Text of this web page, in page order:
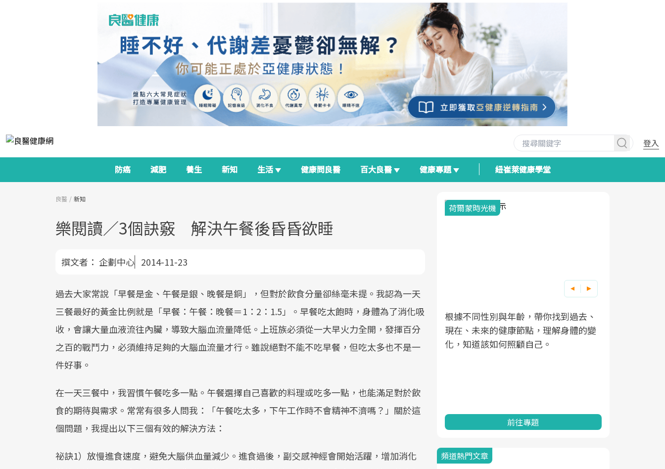
登入
防癌 減肥 養生 新知 生活 健康問良醫 百大良醫 健康專題 紐崔萊健康學堂
良醫 新知
樂閱讀／3個訣竅 解決午餐後昏昏欲睡
撰文者： 企劃中心 2014-11-23
過去大家常說「早餐是金、午餐是銀、晚餐是銅」，但對於飲食分量卻絲毫未提。我認為一天
三餐最好的黃金比例就是「早餐：午餐：晚餐＝1：2：1.5」。早餐吃太飽時，身體為了消化吸
收，會讓大量血液流往內臟，導致大腦血流量降低。上班族必須從一大早火力全開，發揮百分
之百的戰鬥力，必須維持足夠的大腦血流量才行。雖說絕對不能不吃早餐，但吃太多也不是一
件好事。
在一天三餐中，我習慣午餐吃多一點。午餐選擇自己喜歡的料理或吃多一點，也能滿足對於飲
食的期待與需求。常常有很多人問我：「午餐吃太多，下午工作時不會精神不濟嗎？」關於這
個問題，我提出以下三個有效的解決方法：
祕訣1）放慢進食速度，避免大腦供血量減少。進食過後，副交感神經會開始活躍，增加消化
面對超高齡社會的浪潮，台灣正在快速
邁向「健康照護」的新時代。隨著國家
政策如「健康台灣推動委員會」與「長
療院所的服務，更是民眾了解自身健康
狀況、啟動健康管理的重要起點。
2025年，就到良醫生活祭體驗「一站式
健康新生活」，從講座、體驗到運動，
全面啟動你的健康革命！
良醫健康網從「換季的身體變化」出
發，透過醫學觀點與日常感受的對話，
建立對亞健康的認知，進而引導實際的
荷爾蒙時光機
根據不同性別與年齡，帶你找到過去、
現在、未來的健康節點，理解身體的變
化，知道該如何照顧自己。
前往專題
頻道熱門文章